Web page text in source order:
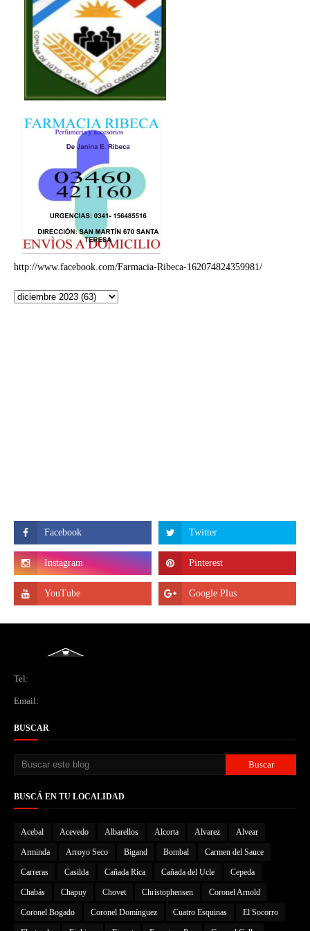
http://www.facebook.com/Farmacia-Ribeca-162074824359981/
Tel:
Email:
BUSCAR
BUSCÁ EN TU LOCALIDAD
Acebal Acevedo Albarellos Alcorta Alvarez Alvear
Arminda Arroyo Seco Bigand Bombal Carmen del Sauce
Carreras Casilda Cañada Rica Cañada del Ucle Cepeda
Chabás Chapuy Chovet Christophensen Coronel Arnold
Coronel Bogado Coronel Domínguez Cuatro Esquinas El Socorro